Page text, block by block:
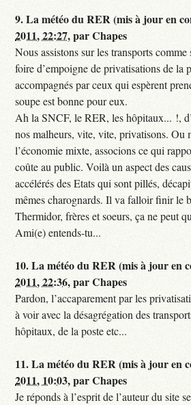
9.La météo du RER (mis à jour en
2011, 22:27,parChapes
Nous assistons sur les transports
foire d’empoigne de privatisations de la
accompagnés par ceux qui espèrent
soupe est bonne pour eux.
Ah la SNCF, le RER, les hôpitaux... !,
nos malheurs, vite, vite, privatisons. Ou
l’économie mixte, associons ce qui
coûte au public. Voilà un aspect des
accélérés des Etats qui sont pillés,
mêmes charognards. Il va falloir finir le
Thermidor, frères et soeurs, ça ne peut
Ami(e) entends-tu...
10.La météo du RER (mis à jour en
2011, 22:36,parChapes
Pardon, l’accaparement par les
à voir avec la désagrégation des
hôpitaux, de la poste etc...
11.La météo du RER (mis à jour en
2011, 10:03,parChapes
Je réponds à l’esprit de l’auteur du site